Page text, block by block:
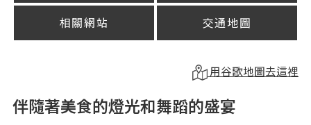
相關網站 交通地圖
用谷歌地圖去這裡
伴隨著美食的燈光和舞蹈的盛宴